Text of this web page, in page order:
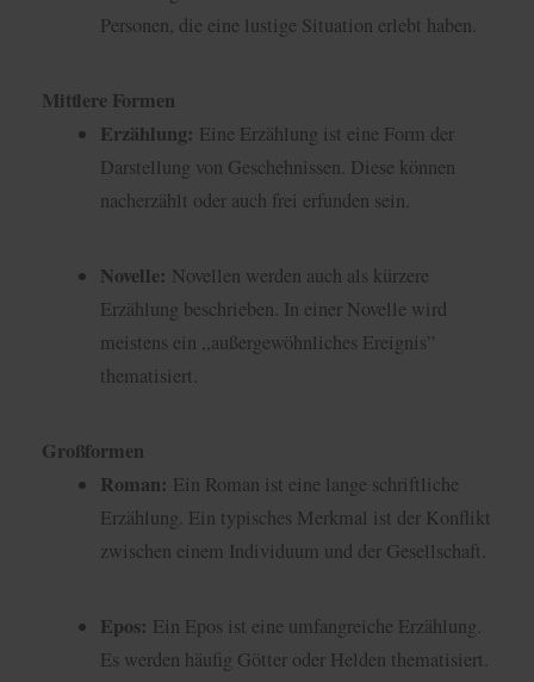
Personen, die eine lustige Situation erlebt haben.
Mittlere Formen
Erzählung: Eine Erzählung ist eine Form der
Darstellung von Geschehnissen. Diese können
nacherzählt oder auch frei erfunden sein.
Novelle: Novellen werden auch als kürzere
Erzählung beschrieben. In einer Novelle wird
meistens ein ,,außergewöhnliches Ereignis”
thematisiert.
Großformen
Roman: Ein Roman ist eine lange schriftliche
Erzählung. Ein typisches Merkmal ist der Konflikt
zwischen einem Individuum und der Gesellschaft.
Epos: Ein Epos ist eine umfangreiche Erzählung.
Es werden häufig Götter oder Helden thematisiert.